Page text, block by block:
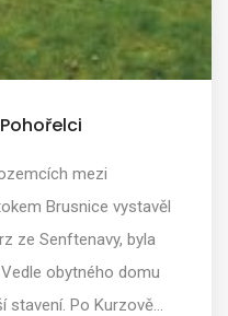
mezi
Brusnice vystavěl
ze Senftenavy, byla
obytného domu
stavení. Po Kurzově…